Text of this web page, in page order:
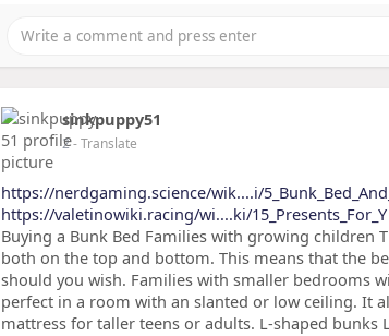
sinkpuppy51
2- Translate
https://nerdgaming.science/wik....i/
https://valetinowiki.racing/wi....ki/15_Presents_For_Y
Buying a Bunk Bed Families with growing children
both on the top and bottom. This means that the
should you wish. Families with smaller bedrooms
perfect in a room with an slanted or low ceiling. It
mattress for taller teens or adults. L-shaped bunks